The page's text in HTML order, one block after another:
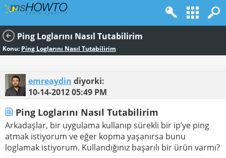
Ping Loglarını Nasıl Tutabilirim
Konu: Ping Loglarını Nasıl Tutabilirim
emreaydin diyorki:
10-14-201205:49 PM
Ping Loglarını Nasıl Tutabilirim
Arkadaşlar, bir uygulama kullanıp sürekli bir ip’ye ping
atmak istiyorum ve eğer kopma yaşanırsa bunu
loglamak istiyorum. Kullandığınız başarılı bir ürün varmı?